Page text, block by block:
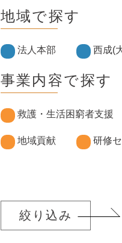
地域で探す
法人本部 西成(
事業内容で探す
救護・生活困窮者支援
地域貢献 研修
絞り込み